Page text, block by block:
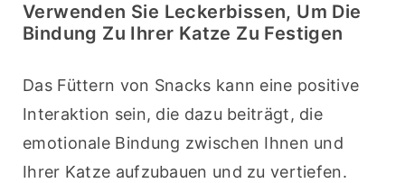
Verwenden Sie Leckerbissen, Um Die
Bindung Zu Ihrer Katze Zu Festigen
Das Füttern von Snacks kann eine positive
Interaktion sein, die dazu beiträgt, die
emotionale Bindung zwischen Ihnen und
Ihrer Katze aufzubauen und zu vertiefen.